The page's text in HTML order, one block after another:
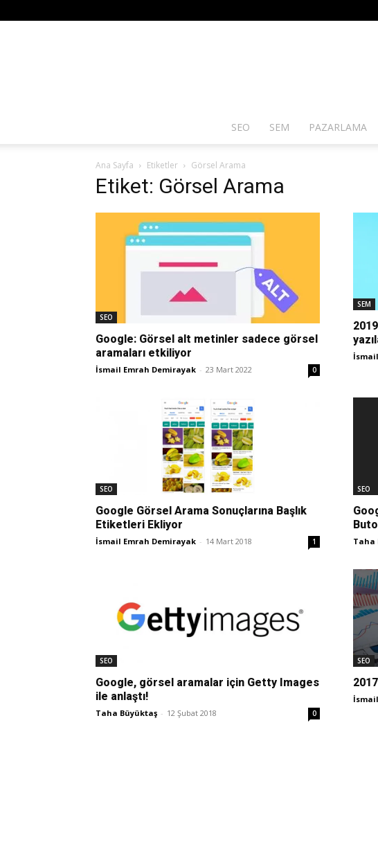
SEO SEM PAZARLAMA
Ana Sayfa Etiketler Görsel Arama
Etiket: Görsel Arama
SEO
Google: Görsel alt metinler sadece görsel
aramaları etkiliyor
İsmail Emrah Demirayak - 23 Mart 2022 0
SEM
SEO
Google Görsel Arama Sonuçlarına Başlık
Etiketleri Ekliyor
İsmail Emrah Demirayak - 14 Mart 2018 1
SEO
Taha
SEO
Google, görsel aramalar için Getty Images
ile anlaştı!
Taha Büyüktaş - 12 Şubat 2018 0
SEO